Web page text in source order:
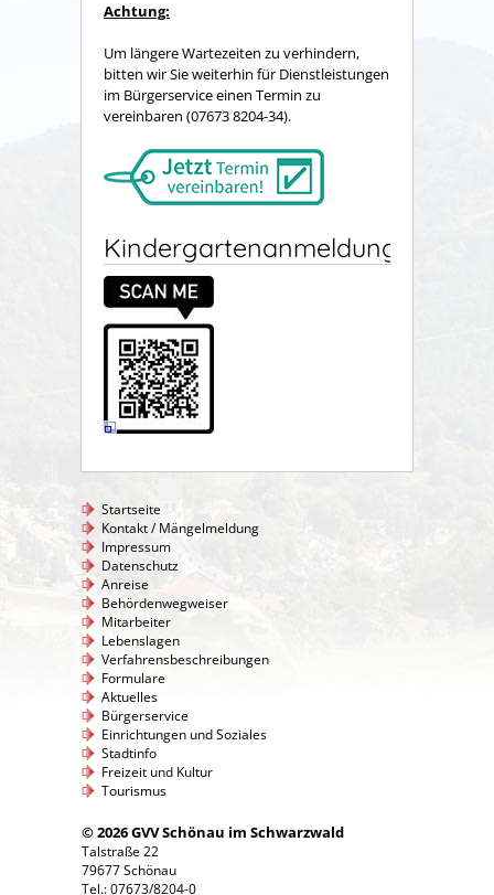
Achtung:
Um längere Wartezeiten zu verhindern,
bitten wir Sie weiterhin für Dienstleistungen
im Bürgerservice einen Termin zu
vereinbaren (07673 8204-34).
Kindergartenanmeldung
Startseite
Kontakt / Mängelmeldung
Impressum
Datenschutz
Anreise
Behördenwegweiser
Mitarbeiter
Lebenslagen
Verfahrensbeschreibungen
Formulare
Aktuelles
Bürgerservice
Einrichtungen und Soziales
Stadtinfo
Freizeit und Kultur
Tourismus
© 2026 GVV Schönau im Schwarzwald
Talstraße 22
79677 Schönau
Tel.: 07673/8204-0